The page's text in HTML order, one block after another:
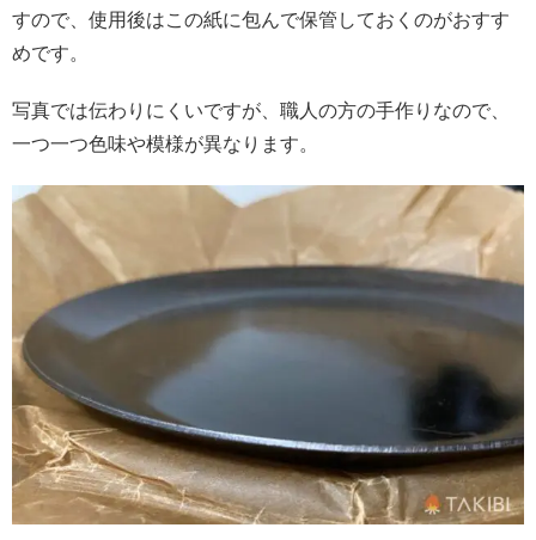
すので、使用後はこの紙に包んで保管しておくのがおすす
めです。
写真では伝わりにくいですが、職人の方の手作りなので、
一つ一つ色味や模様が異なります。